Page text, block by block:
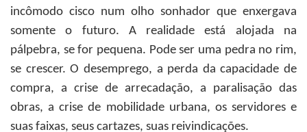
incômodo cisco num olho sonhador que enxergava
somente o futuro. A realidade está alojada na
pálpebra, se for pequena. Pode ser uma pedra no rim,
se crescer. O desemprego, a perda da capacidade de
compra, a crise de arrecadação, a paralisação das
obras, a crise de mobilidade urbana, os servidores e
suas faixas, seus cartazes, suas reivindicações.